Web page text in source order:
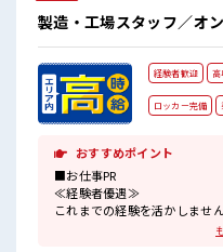
製造・工場スタッフ／オ
経験者歓迎 高
ロッカー完備
おすすめポイント
■お仕事PR
≪経験者優遇≫
これまでの経験を活かしませ